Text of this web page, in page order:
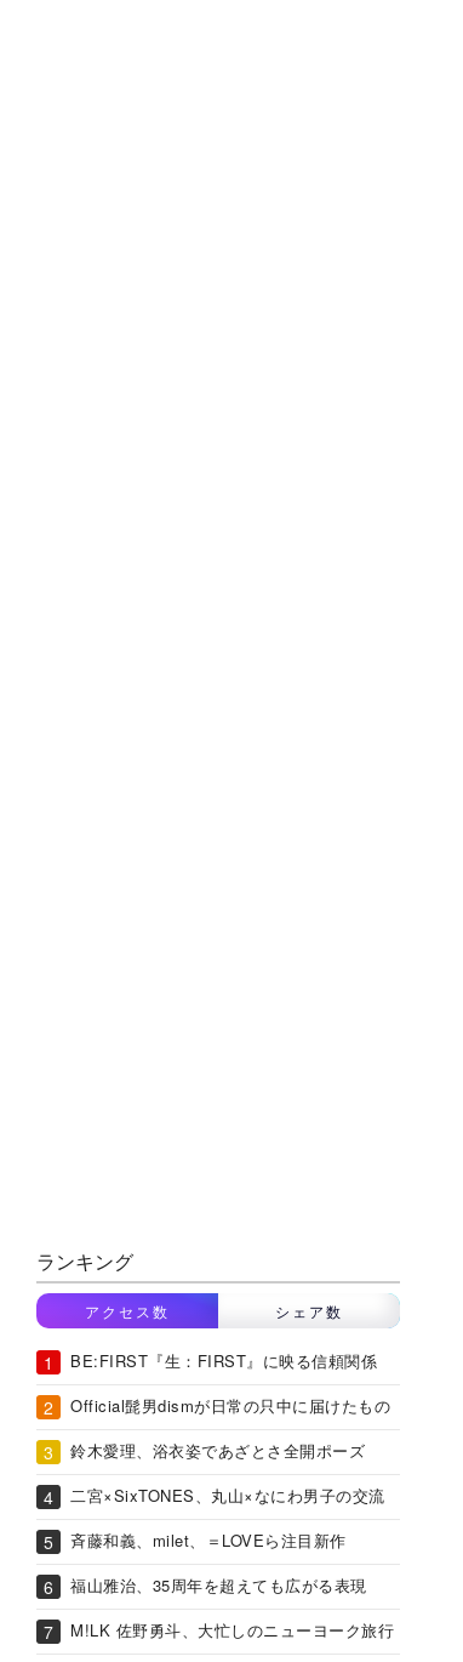
ランキング
アクセス数 シェア数
BE:FIRST『生：FIRST』に映る信頼関係
Official髭男dismが日常の只中に届けたもの
鈴木愛理、浴衣姿であざとさ全開ポーズ
二宮×SixTONES、丸山×なにわ男子の交流
斉藤和義、milet、＝LOVEら注目新作
福山雅治、35周年を超えても広がる表現
M!LK 佐野勇斗、大忙しのニューヨーク旅行